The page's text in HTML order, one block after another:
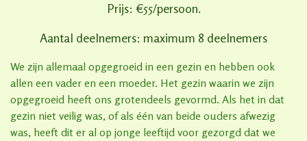
Prijs: €55/persoon.
Aantal deelnemers: maximum 8 deelnemers
We zijn allemaal opgegroeid in een gezin en hebben ook
allen een vader en een moeder. Het gezin waarin we zijn
opgegroeid heeft ons grotendeels gevormd. Als het in dat
gezin niet veilig was, of als één van beide ouders afwezig
was, heeft dit er al op jonge leeftijd voor gezorgd dat we